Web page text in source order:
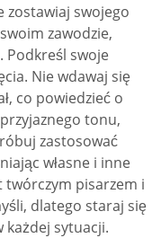
zostawiaj swojego
zawodzie,
Podkreśl swoje
Nie wdawaj się
co powiedzieć o
tonu,
zastosować
własne i inne
twórczym pisarzem i
dlatego staraj się
każdej sytuacji.